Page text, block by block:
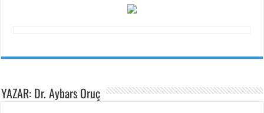
YAZAR: Dr. Aybars Oruç